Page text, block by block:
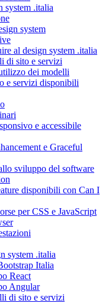
system .italia
system
al design system .italia
di sito e servizi
dei modelli
e servizi disponibili
e accessibile
e Graceful
sviluppo del software
disponibili con Can I
per CSS e JavaScript
system .italia
Italia
React
Angular
di sito e servizi